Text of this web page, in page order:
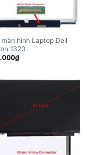
hình Laptop Dell
1320
₫